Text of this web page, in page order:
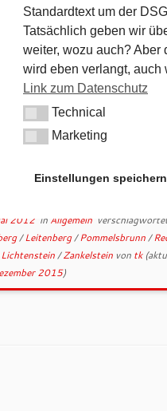
Mai
2012in Allgemein
/Leitenberg/Pommelsbrunn/
Lichtenstein/Zankelstein von tk
2015)
Standardtext um der
Tatsächlich geben wir
weiter, wozu auch? Aber
wird eben verlangt, auch
Link zum Datenschutz
TechnicalTechnical
MarketingMarketing
Einstellungen speichern